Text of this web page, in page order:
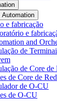
Automation
e fabricação
e
and
de
de Core de
de Core de
de O-CU
de O-CU